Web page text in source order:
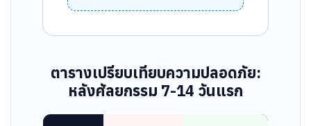
ตารางเปรียบเทียบความปลอดภัย:
หลังศัลยกรรม 7-14 วันแรก